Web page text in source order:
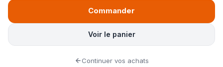
Voir le panier
Commander
Continuer vos achats